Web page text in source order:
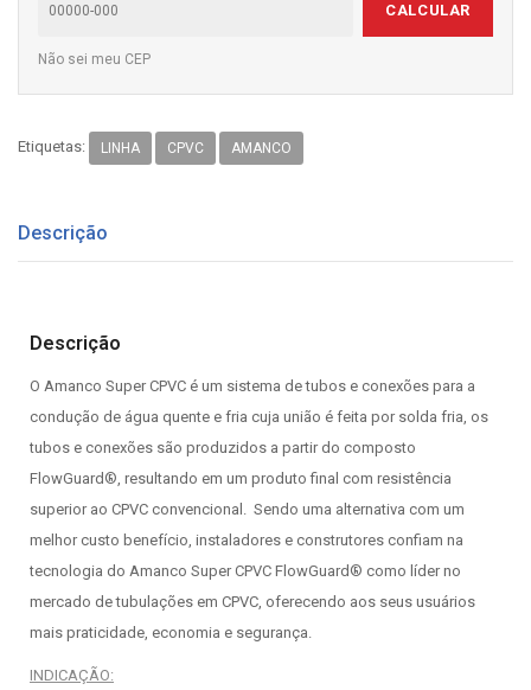
CALCULAR
Não sei meu CEP
Etiquetas: LINHA CPVC AMANCO
Descrição
Descrição
O Amanco Super CPVC é um sistema de tubos e conexões para a
condução de água quente e fria cuja união é feita por solda fria, os
tubos e conexões são produzidos a partir do composto
FlowGuard®, resultando em um produto final com resistência
superior ao CPVC convencional. Sendo uma alternativa com um
melhor custo benefício, instaladores e construtores confiam na
tecnologia do Amanco Super CPVC FlowGuard® como líder no
mercado de tubulações em CPVC, oferecendo aos seus usuários
mais praticidade, economia e segurança.
INDICAÇÃO: